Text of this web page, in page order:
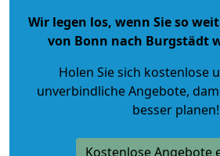
Wir legen los, wenn Sie so
von Bonn nach Burgstädt
Holen Sie sich kostenlose
unverbindliche Angebote,
besser planen!
Kostenlose Angebote